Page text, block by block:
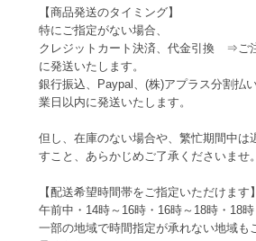
【商品発送のタイミング】
特にご指定がない場合、
クレジットカート決済、代金引換 ⇒ご
に発送いたします。
銀行振込、Paypal、(株)アプラス分割
業日以内に発送いたします。
但し、在庫のない場合や、繁忙期間中は
すこと、あらかじめご了承くださいませ。
【配送希望時間帯をご指定いただけます】
午前中・14時～16時・16時～18時・18
一部の地域で時間指定が承れない地域も